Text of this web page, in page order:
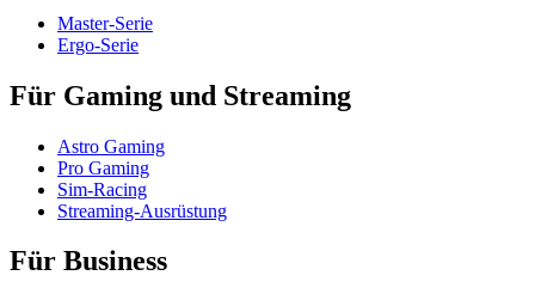
Master-Serie
Ergo-Serie
Für Gaming und Streaming
Astro Gaming
Pro Gaming
Sim-Racing
Streaming-Ausrüstung
Für Business